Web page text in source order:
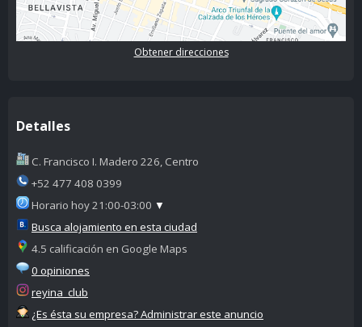
Obtener direcciones
Detalles
C. Francisco I. Madero 226, Centro
+52 477 408 0399
Horario hoy 21:00-03:00 ▼
Busca alojamiento en esta ciudad
4.5 calificación en Google Maps
0 opiniones
reyina_club
¿Es ésta su empresa? Administrar este anuncio